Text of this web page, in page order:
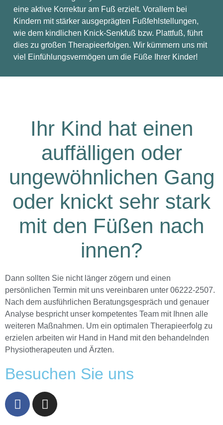
eine aktive Korrektur am Fuß erzielt. Vorallem bei
Kindern mit stärker ausgeprägten Fußfehlstellungen,
wie dem kindlichen Knick-Senkfuß bzw. Plattfuß, führt
dies zu großen Therapieerfolgen. Wir kümmern uns mit
viel Einfühlungsvermögen um die Füße Ihrer Kinder!
Ihr Kind hat einen
auffälligen oder
ungewöhnlichen Gang
oder knickt sehr stark
mit den Füßen nach
innen?
Dann sollten Sie nicht länger zögern und einen
persönlichen Termin mit uns vereinbaren unter 06222-2507.
Nach dem ausführlichen Beratungsgespräch und genauer
Analyse bespricht unser kompetentes Team mit Ihnen alle
weiteren Maßnahmen. Um ein optimalen Therapieerfolg zu
erzielen arbeiten wir Hand in Hand mit den behandelnden
Physiotherapeuten und Ärzten.
Besuchen Sie uns